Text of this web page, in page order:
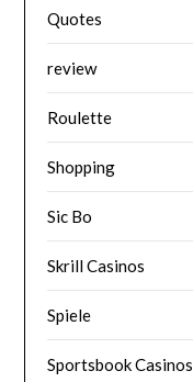
Quotes
review
Roulette
Shopping
Sic Bo
Skrill Casinos
Spiele
Sportsbook Casinos